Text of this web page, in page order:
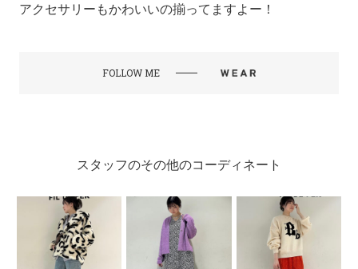
アクセサリーもかわいいの揃ってますよー！
FOLLOW ME
スタッフのその他のコーディネート